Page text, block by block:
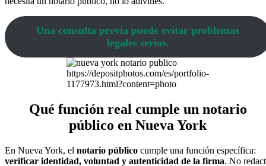
Una consulta previa puede evitar problemas
legales serios.
https://depositphotos.com/es/portfolio-
1177973.html?content=photo
Qué función real cumple un notario
público en Nueva York
En Nueva York, el notario público cumple una función específica:
verificar identidad, voluntad y autenticidad de la firma. No